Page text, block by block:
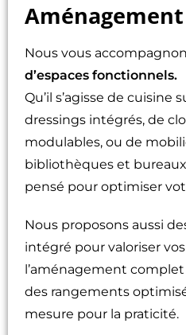
Nous vous
d’espaces fonctionnels.
Qu’il s’agisse de cuisine
dressings intégrés, de
modulables, ou de
bibliothèques et
pensé pour optimiser
Nous proposons aussi
intégré pour valoriser
l’aménagement
des rangements
mesure pour la praticité.